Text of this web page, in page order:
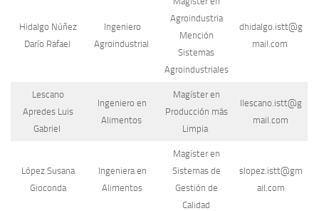
Hidalgo Núñez
Darío Rafael
Ingeniero
Agroindustrial
Agroindustria
Mención
Sistemas
Agroindustriales
dhidalgo.istt@g
mail.com
Lescano
Apredes Luis
Gabriel
Ingeniero en
Alimentos
Magíster en
Producción más
Limpia
llescano.istt@g
mail.com
López Susana
Gioconda
Ingeniera en
Alimentos
Magíster en
Sistemas de
Gestión de
Calidad
slopez.istt@gm
ail.com